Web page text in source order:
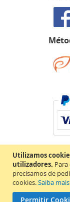
Utilizamos
utilizadores.
precisamos de
cookies.Saiba mais
Permitir